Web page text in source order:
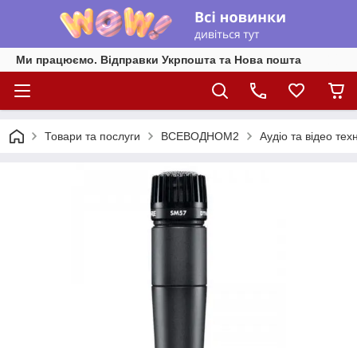
Ми працюємо. Відправки Укрпошта та Нова пошта
Товари та послуги ВСЕВОДНОМ2 Аудіо та відео